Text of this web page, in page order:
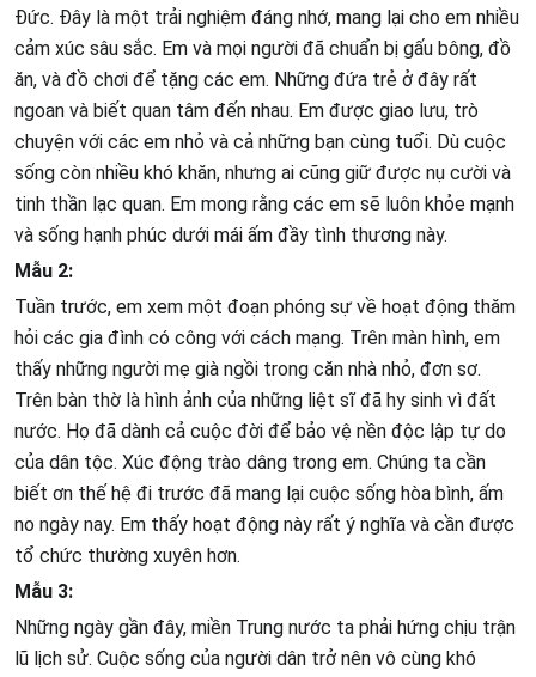
Đức. Đây là một trải nghiệm đáng nhớ, mang lại cho em nhiều
cảm xúc sâu sắc. Em và mọi người đã chuẩn bị gấu bông, đồ
ăn, và đồ chơi để tặng các em. Những đứa trẻ ở đây rất
ngoan và biết quan tâm đến nhau. Em được giao lưu, trò
chuyện với các em nhỏ và cả những bạn cùng tuổi. Dù cuộc
sống còn nhiều khó khăn, nhưng ai cũng giữ được nụ cười và
tinh thần lạc quan. Em mong rằng các em sẽ luôn khỏe mạnh
và sống hạnh phúc dưới mái ấm đầy tình thương này.
Mẫu 2:
Tuần trước, em xem một đoạn phóng sự về hoạt động thăm
hỏi các gia đình có công với cách mạng. Trên màn hình, em
thấy những người mẹ già ngồi trong căn nhà nhỏ, đơn sơ.
Trên bàn thờ là hình ảnh của những liệt sĩ đã hy sinh vì đất
nước. Họ đã dành cả cuộc đời để bảo vệ nền độc lập tự do
của dân tộc. Xúc động trào dâng trong em. Chúng ta cần
biết ơn thế hệ đi trước đã mang lại cuộc sống hòa bình, ấm
no ngày nay. Em thấy hoạt động này rất ý nghĩa và cần được
tổ chức thường xuyên hơn.
Mẫu 3:
Những ngày gần đây, miền Trung nước ta phải hứng chịu trận
lũ lịch sử. Cuộc sống của người dân trở nên vô cùng khó